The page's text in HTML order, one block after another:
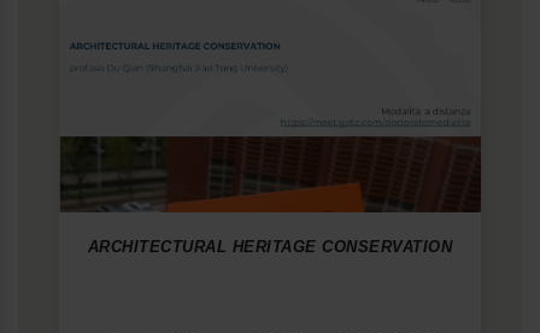
ARCHITECTURAL HERITAGE CONSERVATION